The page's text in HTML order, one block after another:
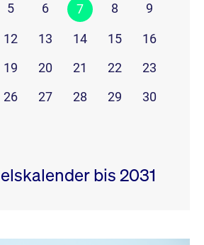
5 6 7 8 9
12 13 14 15
16
19 20 21 22
23
26 27 28 29
30
bis 2031